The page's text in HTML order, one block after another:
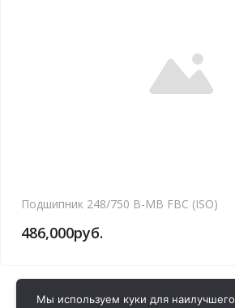
Подшипник 248/750 B-MB FBC (ISO)
486,000руб.
Мы используем куки для наилучшего